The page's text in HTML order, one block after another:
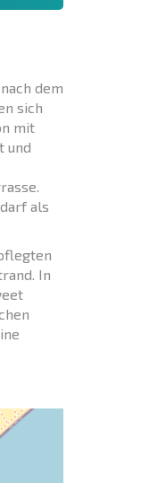
dem
sich
mit
und
als
In